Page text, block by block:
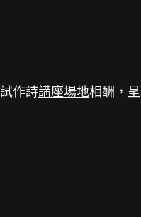
作詩講座場地相酬，